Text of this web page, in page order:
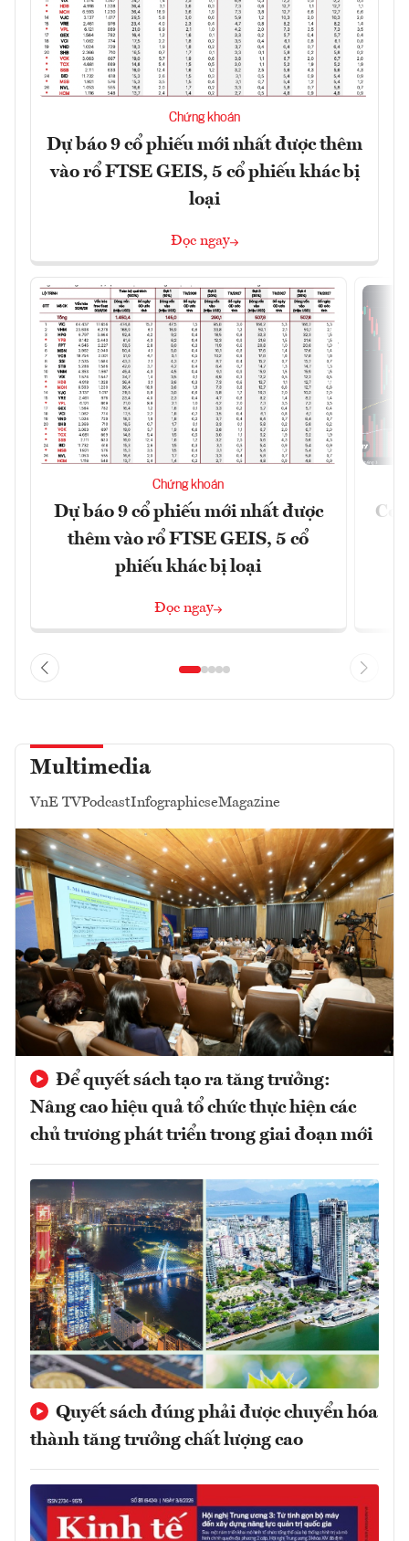
Chứng khoán
Dự báo 9 cổ phiếu mới nhất được thêm
vào rổ FTSE GEIS, 5 cổ phiếu khác bị
loại
Đọc ngay
Chứng khoán
Dự báo 9 cổ phiếu mới nhất được
thêm vào rổ FTSE GEIS, 5 cổ
phiếu khác bị loại
Đọc ngay
Có
Multimedia
VnE TVPodcastInfographicseMagazine
Để quyết sách tạo ra tăng trưởng:
Nâng cao hiệu quả tổ chức thực hiện các
chủ trương phát triển trong giai đoạn mới
Quyết sách đúng phải được chuyển hóa
thành tăng trưởng chất lượng cao